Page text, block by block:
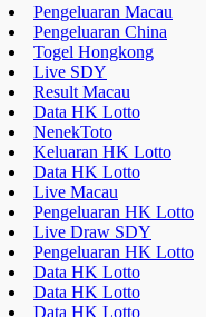
Pengeluaran Macau
Pengeluaran China
Togel Hongkong
Live SDY
Result Macau
Data HK Lotto
NenekToto
Keluaran HK Lotto
Data HK Lotto
Live Macau
Pengeluaran HK Lotto
Live Draw SDY
Pengeluaran HK Lotto
Data HK Lotto
Data HK Lotto
Data HK Lotto